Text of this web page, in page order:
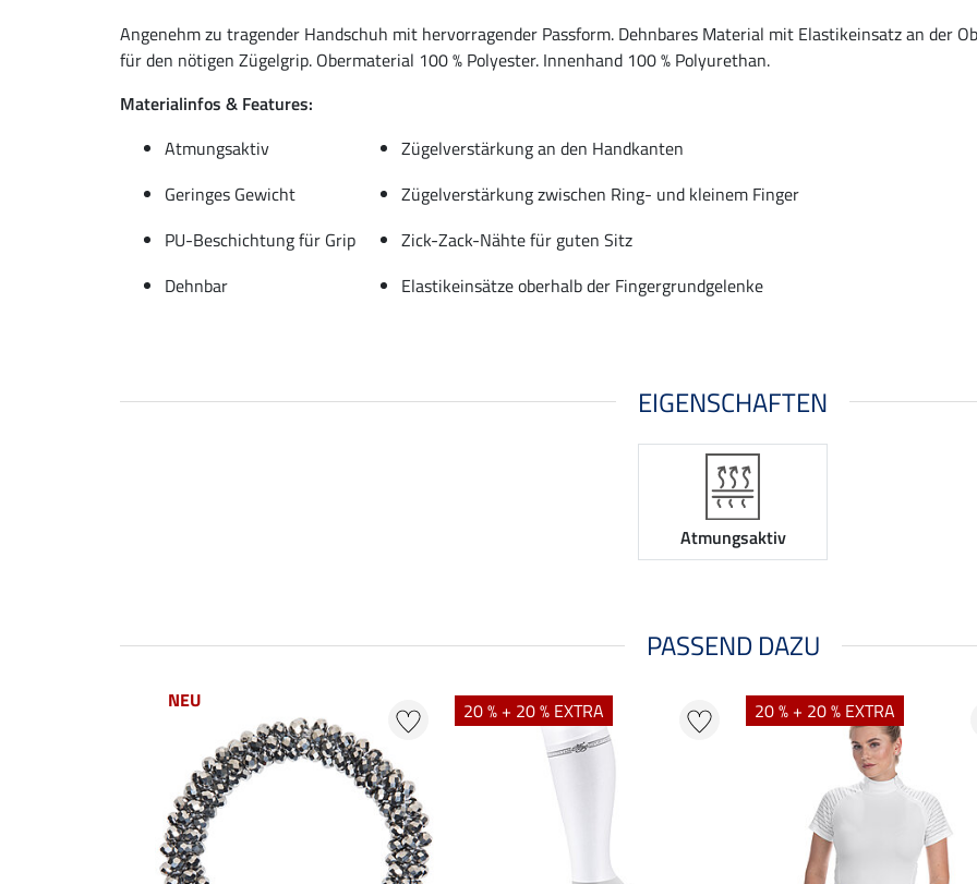
Angenehm zu tragender Handschuh mit hervorragender Passform. Dehnbares Material mit Elastikeinsatz an der
für den nötigen Zügelgrip. Obermaterial 100 % Polyester. Innenhand 100 % Polyurethan.
Materialinfos & Features:
Atmungsaktiv
Zügelverstärkung an den Handkanten
Geringes Gewicht
Zügelverstärkung zwischen Ring- und kleinem Finger
PU-Beschichtung für Grip
Zick-Zack-Nähte für guten Sitz
Dehnbar
Elastikeinsätze oberhalb der Fingergrundgelenke
EIGENSCHAFTEN
Atmungsaktiv
PASSEND DAZU
NEU 20 % + 20 % EXTRA 20 % + 20 % EXTRA